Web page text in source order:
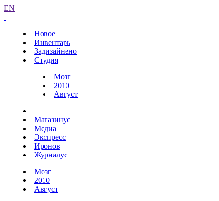
EN
Новое
Инвентарь
Задизайнено
Студия
Мозг
2010
Август
Магазинус
Медиа
Экспресс
Иронов
Журналус
Мозг
2010
Август